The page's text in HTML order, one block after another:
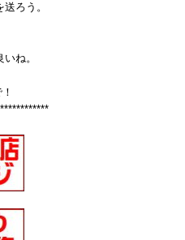
ろう。
ね。